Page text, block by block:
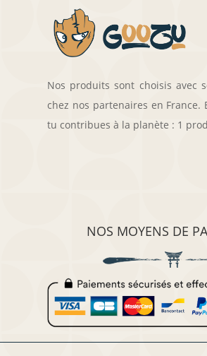
Nos produits sont choisis avec
chez nos partenaires en France.
tu contribues à la planète : 1
NOS MOYENS DE